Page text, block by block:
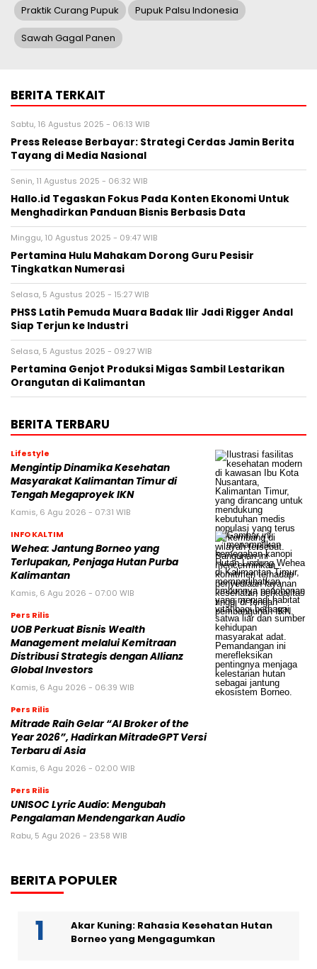
Praktik Curang Pupuk Pupuk Palsu Indonesia
Sawah Gagal Panen
BERITA TERKAIT
Sabtu, 16 Agustus 2025 - 06:13 WIB
Press Release Berbayar: Strategi Cerdas Jamin Berita
Tayang di Media Nasional
Senin, 11 Agustus 2025 - 06:32 WIB
Hallo.id Tegaskan Fokus Pada Konten Ekonomi Untuk
Menghadirkan Panduan Bisnis Berbasis Data
Minggu, 10 Agustus 2025 - 09:47 WIB
Pertamina Hulu Mahakam Dorong Guru Pesisir
Tingkatkan Numerasi
Selasa, 5 Agustus 2025 - 15:27 WIB
PHSS Latih Pemuda Muara Badak Ilir Jadi Rigger Andal
Siap Terjun ke Industri
Selasa, 5 Agustus 2025 - 09:27 WIB
Pertamina Genjot Produksi Migas Sambil Lestarikan
Orangutan di Kalimantan
BERITA TERBARU
Lifestyle
Mengintip Dinamika Kesehatan
Masyarakat Kalimantan Timur di
Tengah Megaproyek IKN
Kamis, 6 Agu 2026 - 07:31 WIB
INFO KALTIM
Wehea: Jantung Borneo yang
Terlupakan, Penjaga Hutan Purba
Kalimantan
Kamis, 6 Agu 2026 - 07:00 WIB
Pers Rilis
UOB Perkuat Bisnis Wealth
Management melalui Kemitraan
Distribusi Strategis dengan Allianz
Global Investors
Kamis, 6 Agu 2026 - 06:39 WIB
Pers Rilis
Mitrade Raih Gelar “AI Broker of the
Year 2026”, Hadirkan MitradeGPT Versi
Terbaru di Asia
Kamis, 6 Agu 2026 - 02:00 WIB
Pers Rilis
UNISOC Lyric Audio: Mengubah
Pengalaman Mendengarkan Audio
Rabu, 5 Agu 2026 - 23:58 WIB
BERITA POPULER
Akar Kuning: Rahasia Kesehatan Hutan
Borneo yang Mengagumkan